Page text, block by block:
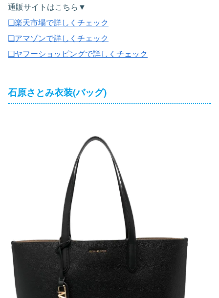
通販サイトはこちら▼
❏楽天市場で詳しくチェック
❏アマゾンで詳しくチェック
❏ヤフーショッピングで詳しくチェック
石原さとみ衣装(バッグ)